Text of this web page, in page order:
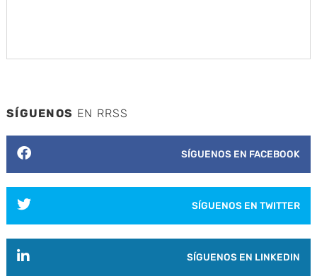
SÍGUENOS EN RRSS
SÍGUENOS EN FACEBOOK
SÍGUENOS EN TWITTER
SÍGUENOS EN LINKEDIN